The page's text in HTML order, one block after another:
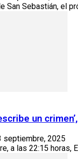
San Sebastián, el
un
septiembre, 2025
a las 22:15 horas,